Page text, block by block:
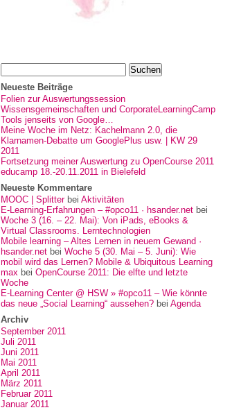
Neueste Beiträge
Folien zur Auswertungssession
Wissensgemeinschaften und CorporateLearningCamp
Tools jenseits von Google…
Meine Woche im Netz: Kachelmann 2.0, die
Klarnamen-Debatte um GooglePlus usw. | KW 29
2011
Fortsetzung meiner Auswertung zu OpenCourse 2011
educamp 18.-20.11.2011 in Bielefeld
Neueste Kommentare
MOOC | Splitterbei Aktivitäten
E-Learning-Erfahrungen – #opco11 · hsander.net bei
Woche 3 (16. – 22. Mai): Von iPads, eBooks &
Virtual Classrooms. Lerntechnologien
Mobile learning – Altes Lernen in neuem Gewand ·
hsander.net bei Woche 5 (30. Mai – 5. Juni): Wie
mobil wird das Lernen? Mobile & Ubiquitous Learning
max bei OpenCourse 2011: Die elfte und letzte
Woche
E-Learning Center @ HSW » #opco11 – Wie könnte
das neue „Social Learning“ aussehen? bei Agenda
Archiv
September 2011
Juli 2011
Juni 2011
Mai 2011
April 2011
März 2011
Februar 2011
Januar 2011